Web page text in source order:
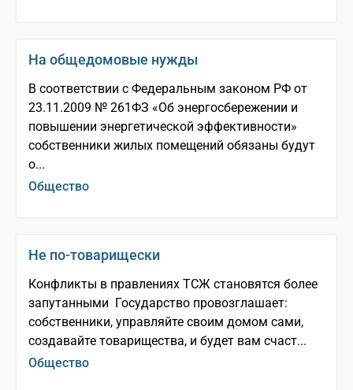
На общедомовые нужды
В соответствии с Федеральным законом РФ от
23.11.2009 № 261­ФЗ «Об энергосбережении и
повышении энергетической эффективности»
собственники жилых помещений обязаны будут
о...
Общество
Не по-­товарищески
Конфликты в правлениях ТСЖ становятся более
запутанными Государство провозглашает:
собственники, управляйте своим домом сами,
создавайте товарищества, и будет вам счаст...
Общество